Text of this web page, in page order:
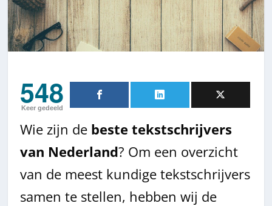
548
Keer gedeeld
Wie zijn de beste tekstschrijvers
van Nederland? Om een overzicht
van de meest kundige tekstschrijvers
samen te stellen, hebben wij de